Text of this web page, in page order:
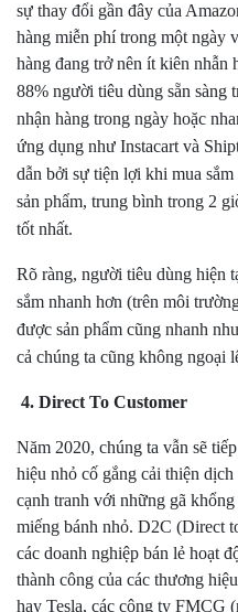
sự thay đổi gần đây của
hàng miễn phí trong một ngày
hàng đang trở nên ít kiên nhẫn
88% người tiêu dùng sẵn sàng
nhận hàng trong ngày hoặc
ứng dụng như Instacart và
dẫn bởi sự tiện lợi khi mua
sản phẩm, trung bình trong 2
tốt nhất.
Rõ ràng, người tiêu dùng hiện
sắm nhanh hơn (trên môi
được sản phẩm cũng nhanh
cả chúng ta cũng không ngoại
4. Direct To Customer
Năm 2020, chúng ta vẫn sẽ
hiệu nhỏ cố gắng cải thiện
cạnh tranh với những gã
miếng bánh nhỏ. D2C (Direct
các doanh nghiệp bán lẻ hoạt
thành công của các thương
hay Tesla, các công ty FMCG